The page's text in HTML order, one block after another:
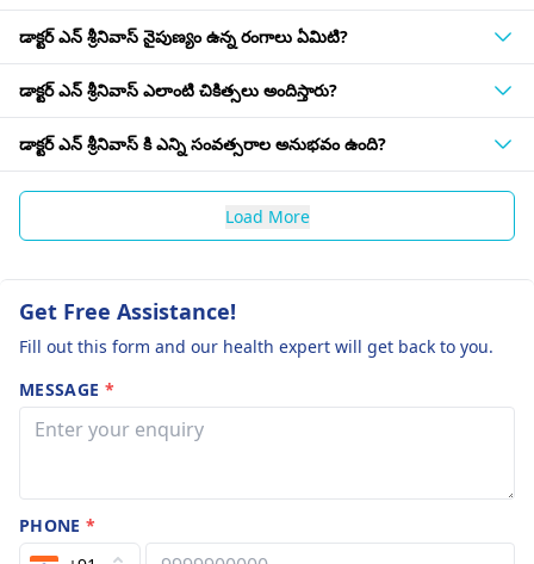
డాక్టర్ ఎన్ శ్రీనివాస్ నైపుణ్యం ఉన్న రంగాలు ఏమిటి?
డాక్టర్ ఎన్ శ్రీనివాస్ ఎలాంటి చికిత్సలు అందిస్తారు?
డాక్టర్ ఎన్ శ్రీనివాస్ కి ఎన్ని సంవత్సరాల అనుభవం ఉంది?
Load More
Get Free Assistance!
Fill out this form and our health expert will get back to you.
MESSAGE *
PHONE*